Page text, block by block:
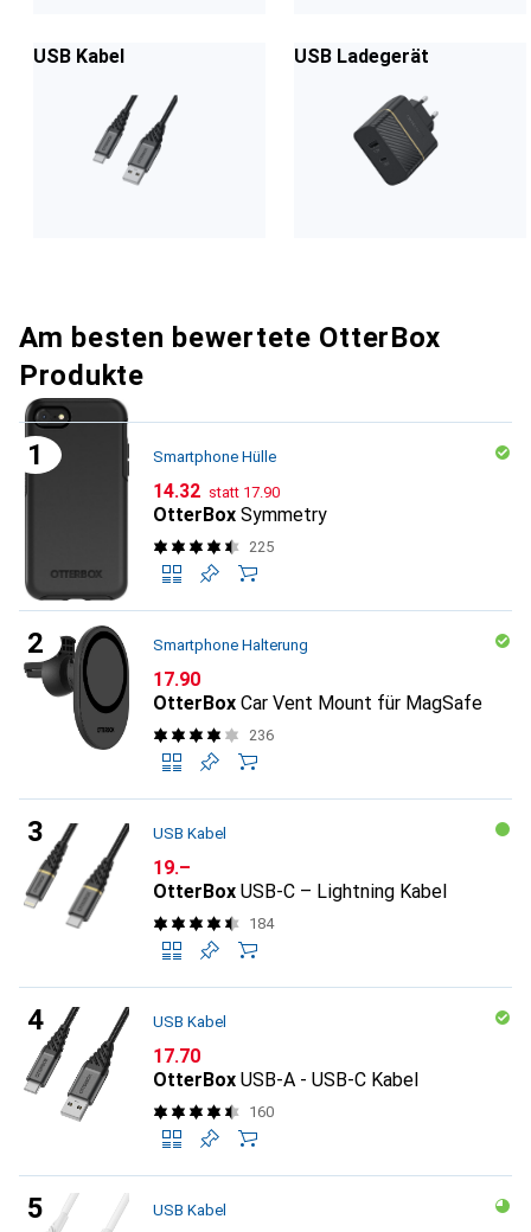
USB Kabel USB Ladegerät
Am besten bewertete OtterBox
Produkte
Smartphone Hülle
CHF
14.32 statt CHF
17.90
OtterBox Symmetry
225
Smartphone Halterung
CHF
17.90
OtterBox Car Vent Mount für MagSafe
236
USB Kabel
CHF
19.–
OtterBox USB-C – Lightning Kabel
184
USB Kabel
CHF
17.70
OtterBox USB-A - USB-C Kabel
160
USB Kabel